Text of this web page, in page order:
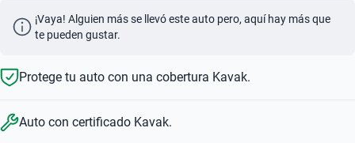
¡Vaya! Alguien más se llevó este auto pero, aquí hay más que
te pueden gustar.
Protege tu auto con una cobertura Kavak.
Auto con certificado Kavak.